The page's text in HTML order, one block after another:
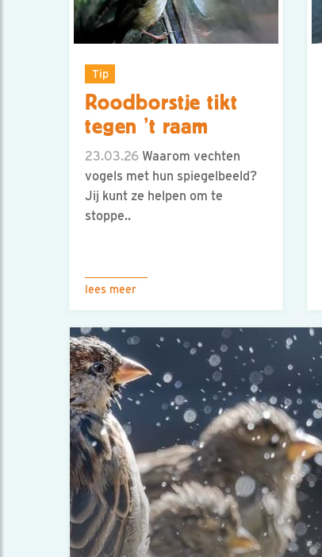
Tip
Roodborstje tikt
tegen ’t raam
23.03.26 Waarom vechten
vogels met hun spiegelbeeld?
Jij kunt ze helpen om te
stoppe..
lees meer